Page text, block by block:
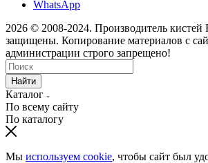
WhatsApp
2026 © 2008-2024. Производитель кистей
защищены. Копирование материалов с
администрации строго запрещено!
Найти
Каталог
По всему сайту
По каталогу
Мы используем cookie, чтобы сайт был